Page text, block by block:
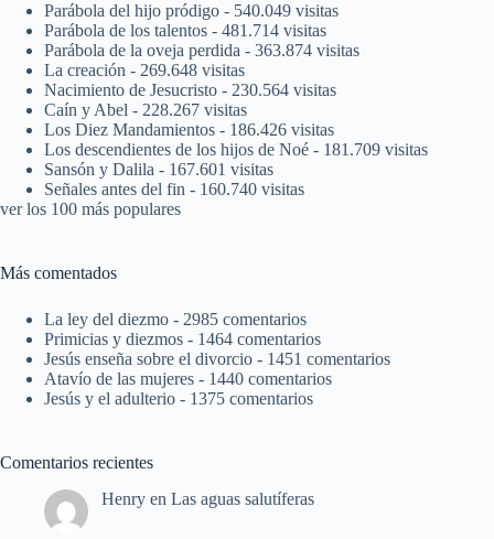
Parábola del hijo pródigo - 540.049 visitas
Parábola de los talentos - 481.714 visitas
Parábola de la oveja perdida - 363.874 visitas
La creación - 269.648 visitas
Nacimiento de Jesucristo - 230.564 visitas
Caín y Abel - 228.267 visitas
Los Diez Mandamientos - 186.426 visitas
Los descendientes de los hijos de Noé - 181.709 visitas
Sansón y Dalila - 167.601 visitas
Señales antes del fin - 160.740 visitas
ver los 100 más populares
Más comentados
La ley del diezmo - 2985 comentarios
Primicias y diezmos - 1464 comentarios
Jesús enseña sobre el divorcio - 1451 comentarios
Atavío de las mujeres - 1440 comentarios
Jesús y el adulterio - 1375 comentarios
Comentarios recientes
Henry en Las aguas salutíferas